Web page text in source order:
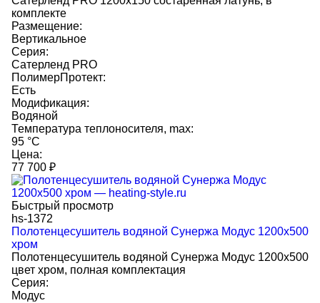
комплекте
Размещение:
Вертикальное
Серия:
Сатерленд PRO
ПолимерПротект:
Есть
Модификация:
Водяной
Температура теплоносителя, max:
95 °C
Цена:
77 700 ₽
Быстрый просмотр
hs-1372
Полотенцесушитель водяной Сунержа Модус 1200x500
хром
Полотенцесушитель водяной Сунержа Модус 1200x500
цвет хром, полная комплектация
Серия:
Модус